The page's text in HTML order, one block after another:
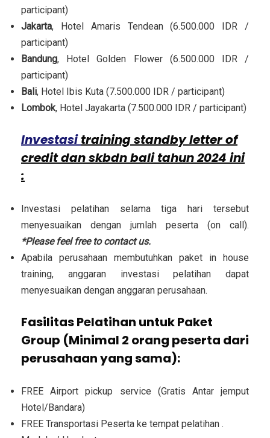
participant)
Jakarta, Hotel Amaris Tendean (6.500.000 IDR /
participant)
Bandung, Hotel Golden Flower (6.500.000 IDR /
participant)
Bali, Hotel Ibis Kuta (7.500.000 IDR / participant)
Lombok, Hotel Jayakarta (7.500.000 IDR / participant)
Investasitraining standby letter of
credit dan skbdn bali tahun 2024 ini
:
Investasi pelatihan selama tiga hari tersebut
menyesuaikan dengan jumlah peserta (on call).
*Please feel free to contact us.
Apabila perusahaan membutuhkan paket in house
training, anggaran investasi pelatihan dapat
menyesuaikan dengan anggaran perusahaan.
Fasilitas Pelatihan untuk Paket
Group (Minimal 2 orang peserta dari
perusahaan yang sama):
FREE Airport pickup service (Gratis Antar jemput
Hotel/Bandara)
FREE Transportasi Peserta ke tempat pelatihan .